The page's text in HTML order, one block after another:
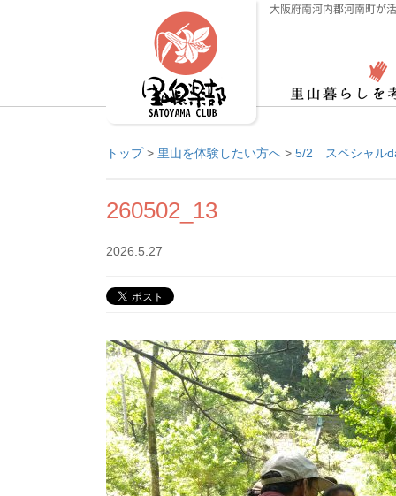
大阪府南河内郡河南町が
トップ> 里山を体験したい方へ > 5/2 スペシャル
260502_13
2026.5.27